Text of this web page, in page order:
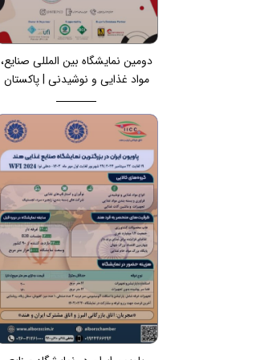
دومین نمایشگاه بین المللی صنایع،
مواد غذایی و نوشیدنی | پاکستان